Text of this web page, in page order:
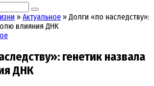
» Актуальное » Долги «по наследству»:
влияния ДНК
генетик назвала
ДНК